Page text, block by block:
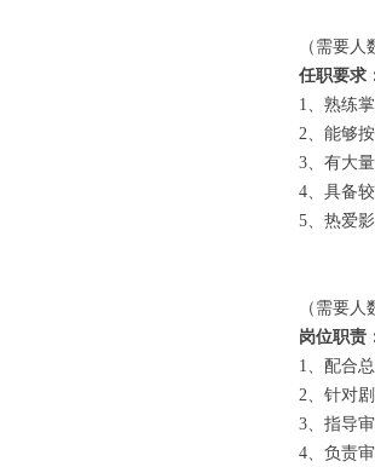
（需要人
任职要求
1、熟练
2、能够
3、有大
4、具备
5、热爱
（需要人
岗位职责
1、配合
2、针对
3、指导
4、负责